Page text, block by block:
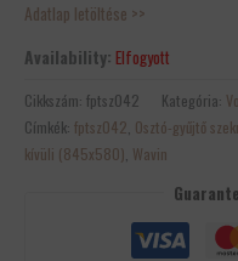
Adatlap letöltése >>
Availability: Elfogyott
Cikkszám: fptsz042 Kategória:
Címkék: fptsz042, Osztó-gyűjtő
kívüli (845x580), Wavin